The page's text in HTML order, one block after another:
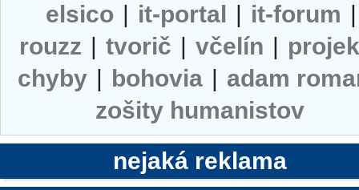
elsico | it-portal | it-forum |
rouzz | tvorič | včelín |
chyby | bohovia | adam
zošity humanistov
nejaká reklama